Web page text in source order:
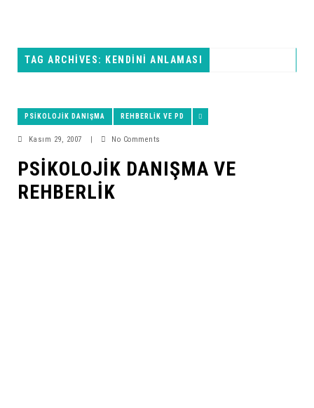
TAG ARCHIVES: KENDINI ANLAMASI
PSIKOLOJIK DANIŞMA REHBERLIK VE PD
Kasım 29, 2007 | No Comments
PSIKOLOJIK DANIŞMA VE
REHBERLIK